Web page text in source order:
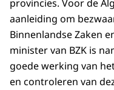
provincies. Voor de
aanleiding om
Binnenlandse Zaken
minister van BZK is
goede werking van
en controleren van